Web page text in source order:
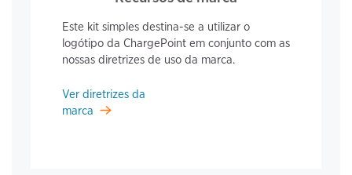
Este kit simples destina-se a utilizar o
logótipo da ChargePoint em conjunto com as
nossas diretrizes de uso da marca.
Ver diretrizes da
marca